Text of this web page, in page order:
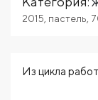
2015 пастель
Из цикла